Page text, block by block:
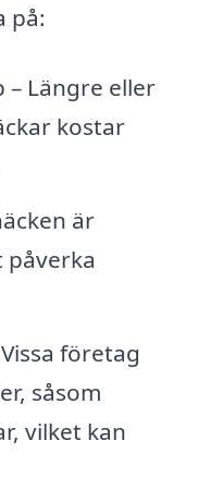
på:
– Längre eller
kostar
är
påverka
företag
såsom
vilket kan